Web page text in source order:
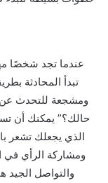
عندما تجد شخصًا
تبدأ المحادثة
ومشجعة للتحدث عن
حالك؟” يمكنك أن
الذي يجعلك تشعر
ومشاركة الرأي في
والتواصل الجيد